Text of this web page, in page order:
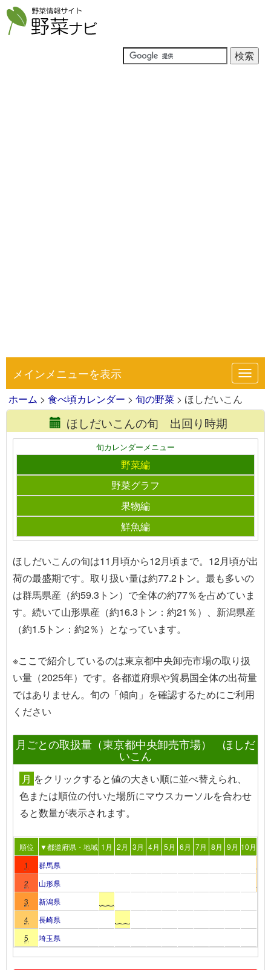
メインメニューを表示
ホーム > 食べ頃カレンダー > 旬の野菜 > ほしだいこん
ほしだいこんの旬 出回り時期
旬カレンダーメニュー
野菜編
野菜グラフ
果物編
鮮魚編
ほしだいこんの旬は11月頃から12月頃まで。12月頃が出
荷の最盛期です。取り扱い量は約77.2トン。最も多いの
は群馬県産（約59.3トン）で全体の約77％を占めていま
す。続いて山形県産（約16.3トン：約21％）、新潟県産
（約1.5トン：約2％）となっています。
※ここで紹介しているのは東京都中央卸売市場の取り扱
い量（2025年）です。各都道府県や貿易国全体の出荷量
ではありません。旬の「傾向」を確認するためにご利用
ください
月ごとの取扱量（東京都中央卸売市場） ほしだ
いこん
月 をクリックすると値の大きい順に並べ替えられ、
色または順位の付いた場所にマウスカーソルを合わせ
ると数量が表示されます。
順位 ▼都道府県・地域 1月 2月 3月 4月 5月 6月 7月 8月 9月 10月
1
群馬県
2
山形県
3
新潟県
4
長崎県
5
埼玉県